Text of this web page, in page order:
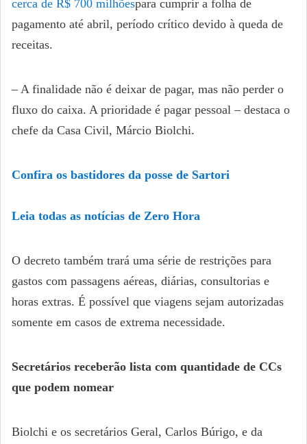
cerca de R$ 700 milhõespara cumprir a folha de
pagamento até abril, período crítico devido à queda de
receitas.
– A finalidade não é deixar de pagar, mas não perder o
fluxo do caixa. A prioridade é pagar pessoal – destaca o
chefe da Casa Civil, Márcio Biolchi.
Confira os bastidores da posse de Sartori
Leia todas as notícias de Zero Hora
O decreto também trará uma série de restrições para
gastos com passagens aéreas, diárias, consultorias e
horas extras. É possível que viagens sejam autorizadas
somente em casos de extrema necessidade.
Secretários receberão lista com quantidade de CCs
que podem nomear
Biolchi e os secretários Geral, Carlos Búrigo, e da